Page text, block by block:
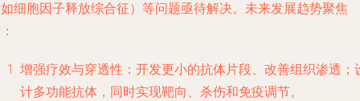
细胞因子释放综合征）等问题亟待解决。未来发展趋势聚焦
增强疗效与穿透性 ：开发更小的抗体片段、改善组织渗透；
计多功能抗体，同时实现靶向、杀伤和免疫调节。